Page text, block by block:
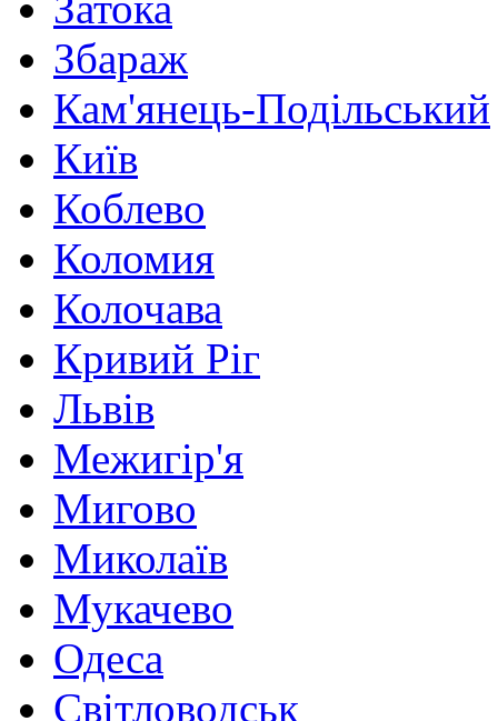
Збараж
Кам'янець-Подільський
Київ
Коблево
Коломия
Колочава
Кривий Ріг
Львів
Межигір'я
Мигово
Миколаїв
Мукачево
Одеса
Світловодськ